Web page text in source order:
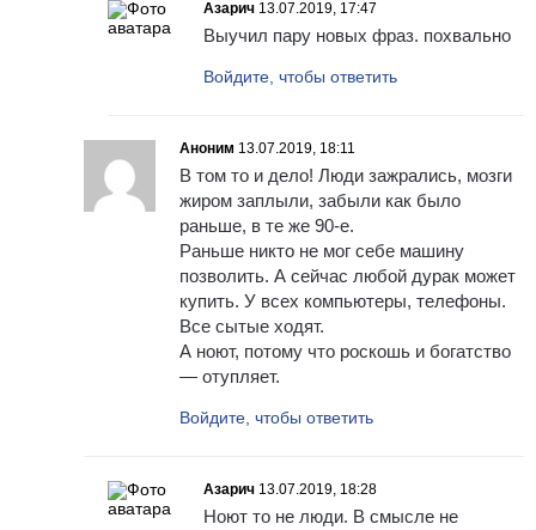
Азарич 13.07.2019, 17:47
Выучил пару новых фраз. похвально
Войдите, чтобы ответить
Аноним 13.07.2019, 18:11
В том то и дело! Люди зажрались, мозги
жиром заплыли, забыли как было
раньше, в те же 90-е.
Раньше никто не мог себе машину
позволить. А сейчас любой дурак может
купить. У всех компьютеры, телефоны.
Все сытые ходят.
А ноют, потому что роскошь и богатство
— отупляет.
Войдите, чтобы ответить
Азарич 13.07.2019, 18:28
Ноют то не люди. В смысле не